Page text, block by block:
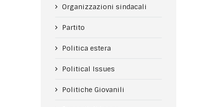
Organizzazioni sindacali
Partito
Politica estera
Political Issues
Politiche Giovanili